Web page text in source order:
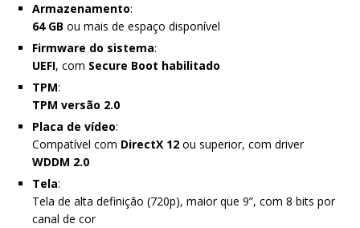
Armazenamento:
64 GB ou mais de espaço disponível
Firmware do sistema:
UEFI, com Secure Boot habilitado
TPM:
TPM versão 2.0
Placa de vídeo:
Compatível com DirectX 12 ou superior, com driver
WDDM 2.0
Tela:
Tela de alta definição (720p), maior que 9”, com 8 bits por
canal de cor